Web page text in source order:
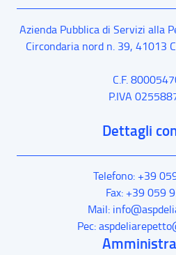
Azienda Pubblica di Servizi alla
Circondaria nord n. 39, 41013
C.F.
P.IVA
Dettagli
Telefono: +39
Fax: +39 059
Mail:
Pec: